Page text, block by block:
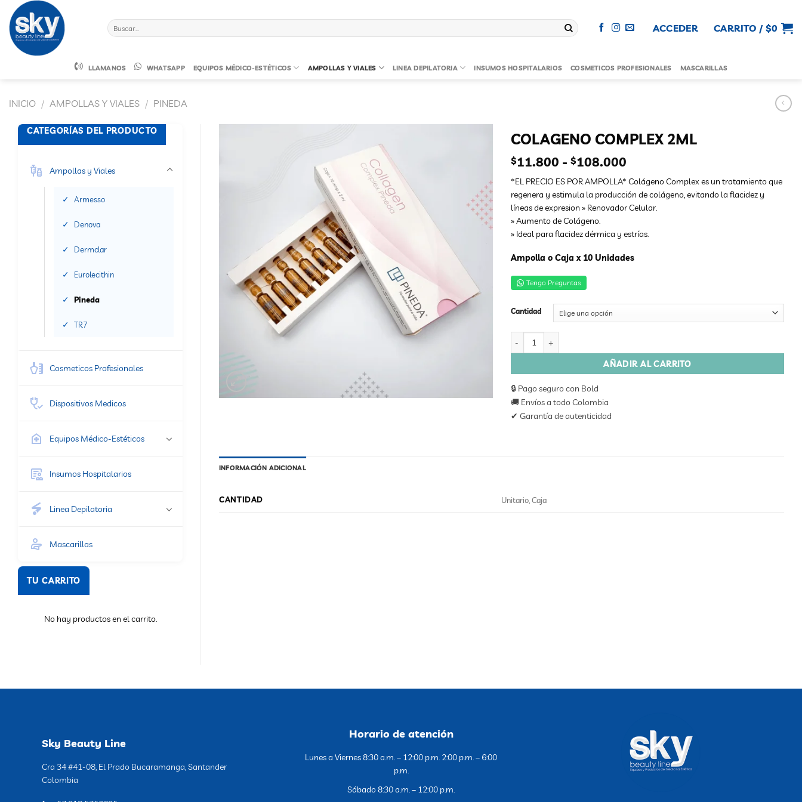
Saltar
contenido
Buscar
por:
ACCEDER CARRITO /$0
LLAMANOS WHATSAPP EQUIPOS MÉDICO-ESTÉTICOS AMPOLLAS Y VIALES LINEA DEPILATORIA INSUMOS HOSPITALARIOS COSMETICOS PROFESIONALES MASCARILLAS
INICIO / AMPOLLAS Y VIALES / PINEDA
CATEGORÍAS DEL PRODUCTO
Ampollas y Viales
Armesso
Denova
Dermclar
Eurolecithin
Pineda
TR7
Cosmeticos Profesionales
Dispositivos Medicos
Equipos Médico-Estéticos
Insumos Hospitalarios
Linea Depilatoria
Mascarillas
TU CARRITO
No hay productos en el carrito.
COLAGENO COMPLEX 2ML
$11.800 - $108.000Rango
precios:
desde
$11.800
$108.000
*EL PRECIO ES POR AMPOLLA* Colágeno Complex es un tratamiento que
regenera y estimula la producción de colágeno, evitando la flacidez y
líneas de expresion » Renovador Celular.
» Aumento de Colágeno.
» Ideal para flacidez dérmica y estrías.
Ampolla o Caja x 10 Unidades
Tengo Preguntas
Cantidad
AÑADIR AL CARRITO
🔒 Pago seguro con Bold
🚚 Envíos a todo Colombia
✔ Garantía de autenticidad
INFORMACIÓN ADICIONAL
CANTIDAD Unitario, Caja
Sky Beauty Line
Cra 34 #41-08, El Prado Bucaramanga, Santander
Colombia
Horario de atención
Lunes a Viernes 8:30 a.m. – 12:00 p.m. 2:00 p.m. – 6:00
p.m.
Sábado 8:30 a.m. – 12:00 p.m.